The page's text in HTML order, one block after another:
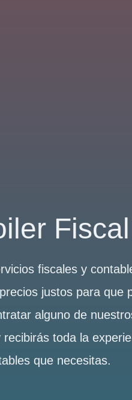
Fiscal
fiscales y
justos para que
alguno de
toda la
que necesitas.